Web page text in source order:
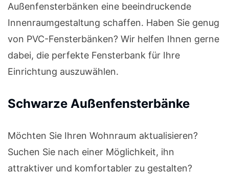
Außenfensterbänken eine beeindruckende
Innenraumgestaltung schaffen. Haben Sie genug
von PVC-Fensterbänken? Wir helfen Ihnen gerne
dabei, die perfekte Fensterbank für Ihre
Einrichtung auszuwählen.
Schwarze Außenfensterbänke
Möchten Sie Ihren Wohnraum aktualisieren?
Suchen Sie nach einer Möglichkeit, ihn
attraktiver und komfortabler zu gestalten?